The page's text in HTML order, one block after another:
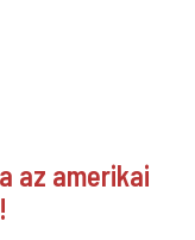
az amerikai